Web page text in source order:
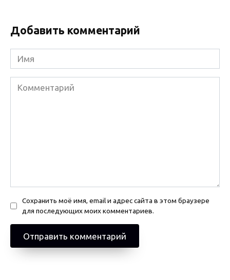
Добавить комментарий
Имя
Комментарий
Сохранить моё имя, email и адрес сайта в этом браузере
для последующих моих комментариев.